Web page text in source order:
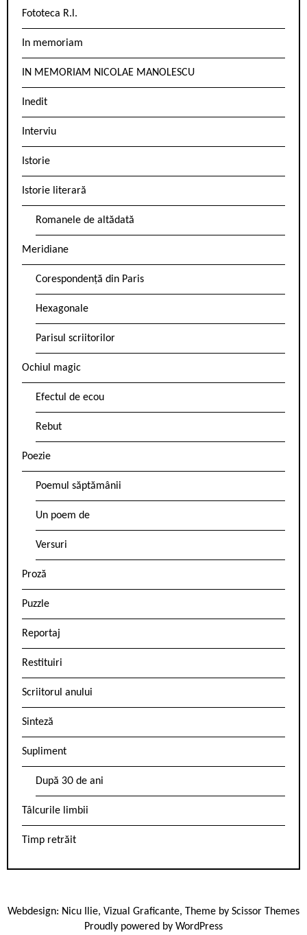
Fototeca R.l.
In memoriam
IN MEMORIAM NICOLAE MANOLESCU
Inedit
Interviu
Istorie
Istorie literară
Romanele de altădată
Meridiane
Corespondență din Paris
Hexagonale
Parisul scriitorilor
Ochiul magic
Efectul de ecou
Rebut
Poezie
Poemul săptămânii
Un poem de
Versuri
Proză
Puzzle
Reportaj
Restituiri
Scriitorul anului
Sinteză
Supliment
După 30 de ani
Tâlcurile limbii
Timp retrăit
Webdesign: Nicu Ilie, Vizual Graficante, Theme by Scissor Themes
Proudly powered by WordPress